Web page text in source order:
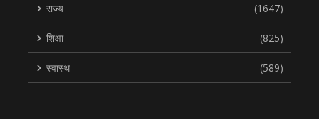
राज्य (1647)
शिक्षा (825)
स्वास्थ (589)